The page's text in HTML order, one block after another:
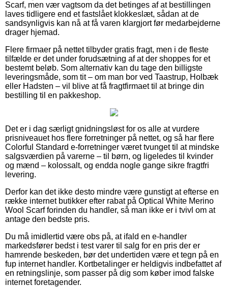
Scarf, men vær vagtsom da det betinges af at bestillingen
laves tidligere end et fastslået klokkeslæt, sådan at de
sandsynligvis kan nå at få varen klargjort før medarbejderne
drager hjemad.
Flere firmaer på nettet tilbyder gratis fragt, men i de fleste
tilfælde er det under forudsætning af at der shoppes for et
bestemt beløb. Som alternativ kan du tage den billigste
leveringsmåde, som tit – om man bor ved Taastrup, Holbæk
eller Hadsten – vil blive at få fragtfirmaet til at bringe din
bestilling til en pakkeshop.
Det er i dag særligt gnidningsløst for os alle at vurdere
prisniveauet hos flere forretninger på nettet, og så har flere
Colorful Standard e-forretninger været tvunget til at mindske
salgsværdien på varerne – til børn, og ligeledes til kvinder
og mænd – kolossalt, og endda nogle gange sikre fragtfri
levering.
Derfor kan det ikke desto mindre være gunstigt at efterse en
række internet butikker efter rabat på Optical White Merino
Wool Scarf forinden du handler, så man ikke er i tvivl om at
antage den bedste pris.
Du må imidlertid være obs på, at ifald en e-handler
markedsfører bedst i test varer til salg for en pris der er
hamrende beskeden, bør det undertiden være et tegn på en
fup internet handler. Kortbetalinger er heldigvis indbefattet af
en retningslinje, som passer på dig som køber imod falske
internet foretagender.